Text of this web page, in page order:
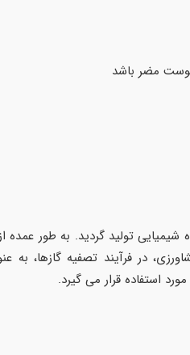
مضر باشد
هزار تن از این ماده شیمیایی تولید
در فرآیند تصفیه گازها، به
استفاده قرار می گیرد.